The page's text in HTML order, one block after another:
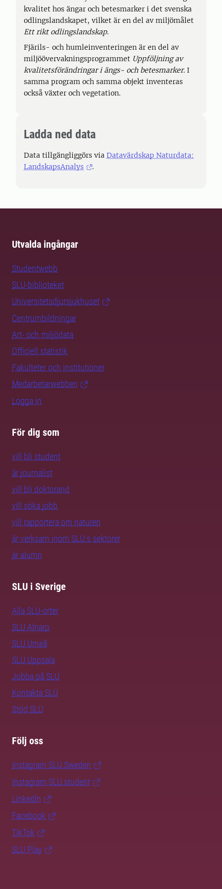
kvalitet hos ängar och betesmarker i det svenska
odlingslandskapet, vilket är en del av miljömålet
Ett rikt odlingslandskap.
Fjärils- och humleinventeringen är en del av
miljöövervakningsprogrammet Uppföljning av
kvalitetsförändringar i ängs- och betesmarker. I
samma program och samma objekt inventeras
också växter och vegetation.
Ladda ned data
Data tillgängliggörs via Datavärdskap Naturdata:
LandskapsAnalys
.
Utvalda ingångar
Studentwebb
SLU-biblioteket
Universitetsdjursjukhuset
Centrumbildningar
Art- och miljödata
Officiell statistik
Fakulteter och institutioner
Medarbetarwebben
Logga in
För dig som
vill bli student
är journalist
vill bli doktorand
vill söka jobb
vill rapportera om naturen
är verksam inom SLU:s sektorer
är alumn
SLU i Sverige
Alla SLU-orter
SLU Alnarp
SLU Umeå
SLU Uppsala
Jobba på SLU
Kontakta SLU
Stöd SLU
Följ oss
Instagram SLU.Sweden
Instagram SLU.student
LinkedIn
Facebook
TikTok
SLU Play